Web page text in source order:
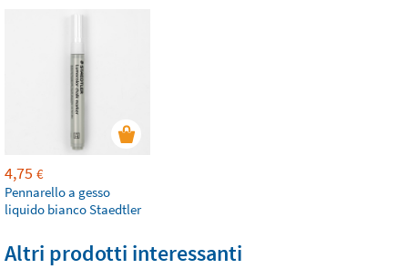
4,75 €
Pennarello a gesso
liquido bianco Staedtler
Altri prodotti interessanti